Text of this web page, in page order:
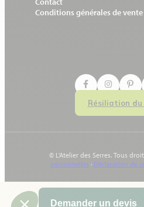
Conditions générales de vente
Résiliation
© L'Atelier des Serres. Tous
personnelles · Déclaration de
Demander un devis